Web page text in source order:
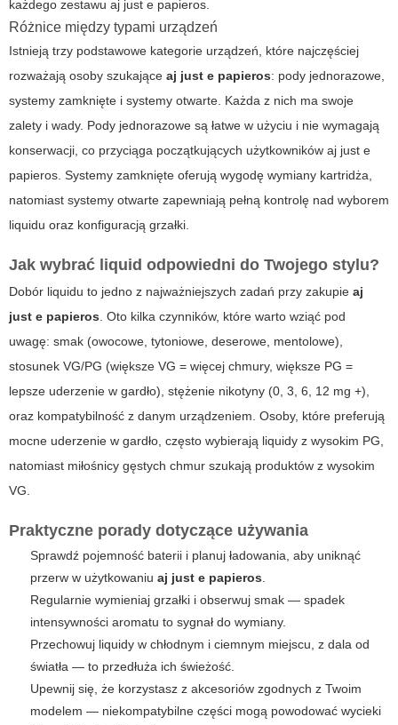
każdego zestawu aj just e papieros.
Różnice między typami urządzeń
Istnieją trzy podstawowe kategorie urządzeń, które najczęściej
rozważają osoby szukające aj just e papieros: pody jednorazowe,
systemy zamknięte i systemy otwarte. Każda z nich ma swoje
zalety i wady. Pody jednorazowe są łatwe w użyciu i nie wymagają
konserwacji, co przyciąga początkujących użytkowników aj just e
papieros. Systemy zamknięte oferują wygodę wymiany kartridża,
natomiast systemy otwarte zapewniają pełną kontrolę nad wyborem
liquidu oraz konfiguracją grzałki.
Jak wybrać liquid odpowiedni do Twojego stylu?
Dobór liquidu to jedno z najważniejszych zadań przy zakupie aj
just e papieros. Oto kilka czynników, które warto wziąć pod
uwagę: smak (owocowe, tytoniowe, deserowe, mentolowe),
stosunek VG/PG (większe VG = więcej chmury, większe PG =
lepsze uderzenie w gardło), stężenie nikotyny (0, 3, 6, 12 mg +),
oraz kompatybilność z danym urządzeniem. Osoby, które preferują
mocne uderzenie w gardło, często wybierają liquidy z wysokim PG,
natomiast miłośnicy gęstych chmur szukają produktów z wysokim
VG.
Praktyczne porady dotyczące używania
Sprawdź pojemność baterii i planuj ładowania, aby uniknąć
przerw w użytkowaniu aj just e papieros.
Regularnie wymieniaj grzałki i obserwuj smak — spadek
intensywności aromatu to sygnał do wymiany.
Przechowuj liquidy w chłodnym i ciemnym miejscu, z dala od
światła — to przedłuża ich świeżość.
Upewnij się, że korzystasz z akcesoriów zgodnych z Twoim
modelem — niekompatybilne części mogą powodować wycieki